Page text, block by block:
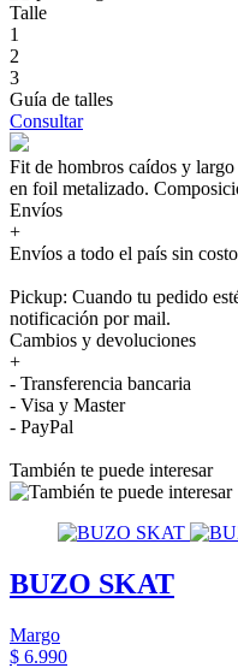
Talle
1
2
3
Guía de talles
Consultar
Fit de hombros caídos y
en foil metalizado.
Envíos
+
Envíos a todo el país sin
Pickup: Cuando tu pedido
notificación por mail.
Cambios y devoluciones
+
- Transferencia bancaria
- Visa y Master
- PayPal
También te puede interesar
BUZO SKAT
Margo
$ 6.990